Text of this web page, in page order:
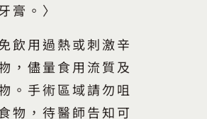
膏。〉
飲用過熱或刺激辛
，儘量食用流質及
。手術區域請勿咀
物，待醫師告知可